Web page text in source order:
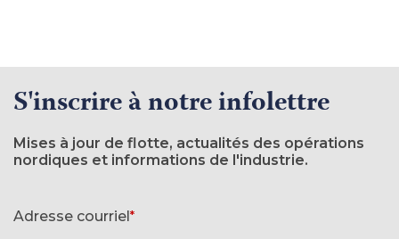
S'inscrire à notre infolettre
Mises à jour de flotte, actualités des opérations
nordiques et informations de l'industrie.
Adresse courriel*